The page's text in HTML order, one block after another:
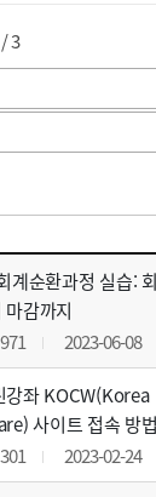
/ 3
계순환과정 실습:
감까지
971 2023-06-08
강좌 KOCW(Korea
사이트 접속 방
301 2023-02-24